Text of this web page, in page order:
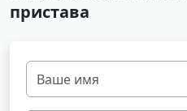
пристава